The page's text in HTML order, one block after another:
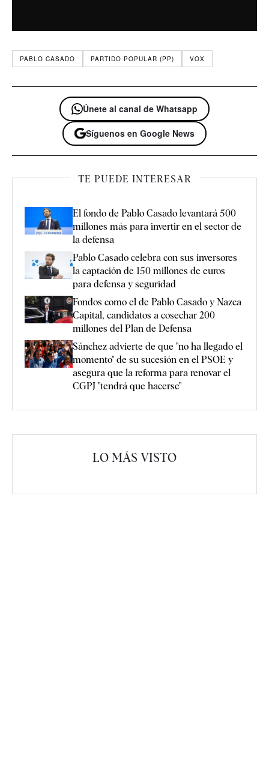
PABLO CASADO PARTIDO POPULAR (PP) VOX
Únete al canal de Whatsapp
Síguenos en Google News
TE PUEDE INTERESAR
El fondo de Pablo Casado levantará 500
millones más para invertir en el sector de
la defensa
Pablo Casado celebra con sus inversores
la captación de 150 millones de euros
para defensa y seguridad
Fondos como el de Pablo Casado y Nazca
Capital, candidatos a cosechar 200
millones del Plan de Defensa
Sánchez advierte de que "no ha llegado el
momento" de su sucesión en el PSOE y
asegura que la reforma para renovar el
CGPJ "tendrá que hacerse"
LO MÁS VISTO